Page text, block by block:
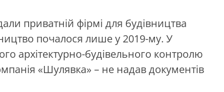
приватній фірмі для будівництва
почалося лише у 2019-му. У
архітектурно-будівельного контролю
«Шулявка» – не надав документів